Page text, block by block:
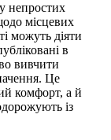
непростих
місцевих
можуть діяти
в
вивчити
Це
комфорт, а й
із